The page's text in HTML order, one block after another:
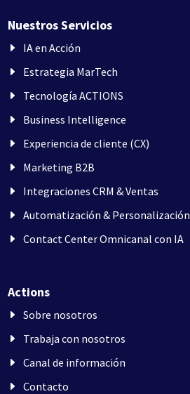
Nuestros Servicios
IA en Acción
Estrategia MarTech
Tecnología ACTIONS
Business Intelligence
Experiencia de cliente (CX)
Marketing B2B
Integraciones CRM & Ventas
Automatización & Personalización
Contact Center Omnicanal con IA
Actions
Sobre nosotros
Trabaja con nosotros
Canal de información
Contacto